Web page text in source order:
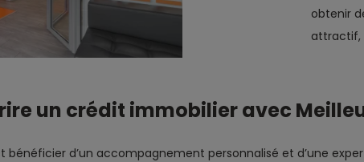
obtenir
attractif,
un crédit immobilier avec
bénéficier d’un accompagnement personnalisé et d’une